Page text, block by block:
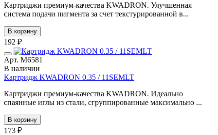
Картриджи премиум-качества KWADRON. Улучшенная
система подачи пигмента за счет текстурированной в...
В корзину
192 ₽
Арт. М6581
В наличии
Картридж KWADRON 0.35 / 11SEMLT
Картриджи премиум-качества KWADRON. Идеально
спаянные иглы из стали, сгруппированные максимально ...
В корзину
173 ₽